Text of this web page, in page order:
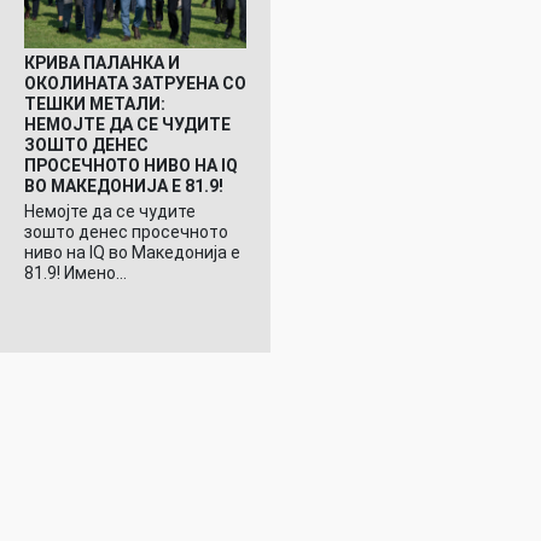
КРИВА ПАЛАНКА И
ОКОЛИНАТА ЗАТРУЕНА СО
ТЕШКИ МЕТАЛИ:
НЕМОЈТЕ ДА СЕ ЧУДИТЕ
ЗОШТО ДЕНЕС
ПРОСЕЧНОТО НИВО НА IQ
ВО МАКЕДОНИЈА Е 81.9!
Немојте да се чудите
зошто денес просечното
ниво на IQ во Македонија е
81.9! Имено…